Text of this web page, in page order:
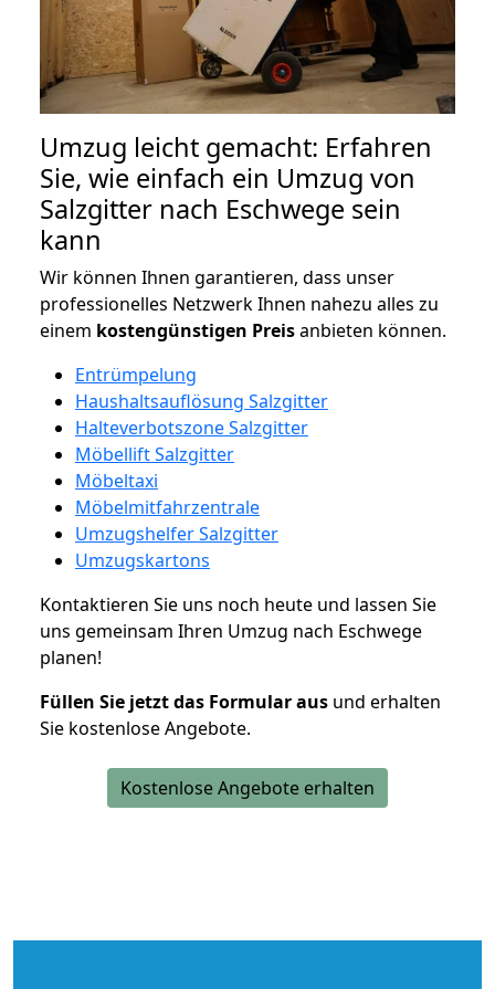
Umzug leicht gemacht: Erfahren
Sie, wie einfach ein Umzug von
Salzgitter nach Eschwege sein
kann
Wir können Ihnen garantieren, dass unser
professionelles Netzwerk Ihnen nahezu alles zu
einem kostengünstigen Preisanbieten können.
Entrümpelung
Haushaltsauflösung Salzgitter
Halteverbotszone Salzgitter
Möbellift Salzgitter
Möbeltaxi
Möbelmitfahrzentrale
Umzugshelfer Salzgitter
Umzugskartons
Kontaktieren Sie uns noch heute und lassen Sie
uns gemeinsam Ihren Umzug nach Eschwege
planen!
Füllen Sie jetzt das Formular aus und erhalten
Sie kostenlose Angebote.
Kostenlose Angebote erhalten